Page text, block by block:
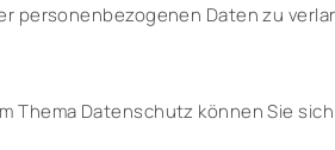
personenbezogenen Daten zu
Thema Datenschutz können Sie